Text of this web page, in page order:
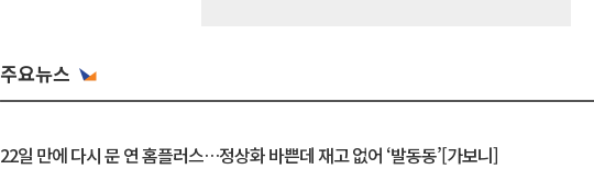
주요뉴스
22일 만에 다시 문 연 홈플러스…정상화 바쁜데 재고 없어 ‘발동동’[가보니]